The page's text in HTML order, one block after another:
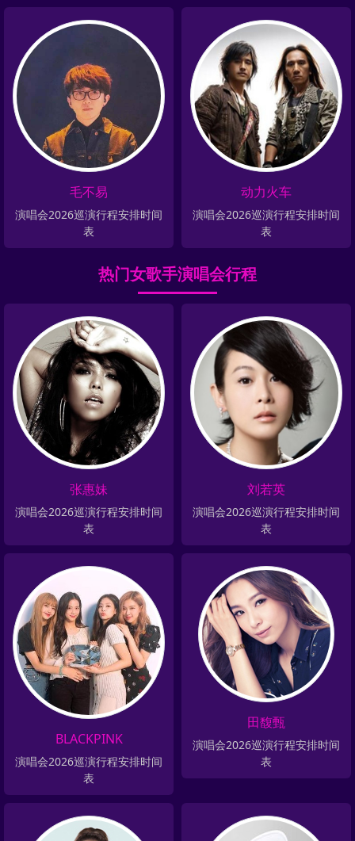
毛不易
演唱会2026巡演行程安排时间
表
动力火车
演唱会2026巡演行程安排时间
表
热门女歌手演唱会行程
张惠妹
演唱会2026巡演行程安排时间
表
刘若英
演唱会2026巡演行程安排时间
表
BLACKPINK
演唱会2026巡演行程安排时间
表
田馥甄
演唱会2026巡演行程安排时间
表